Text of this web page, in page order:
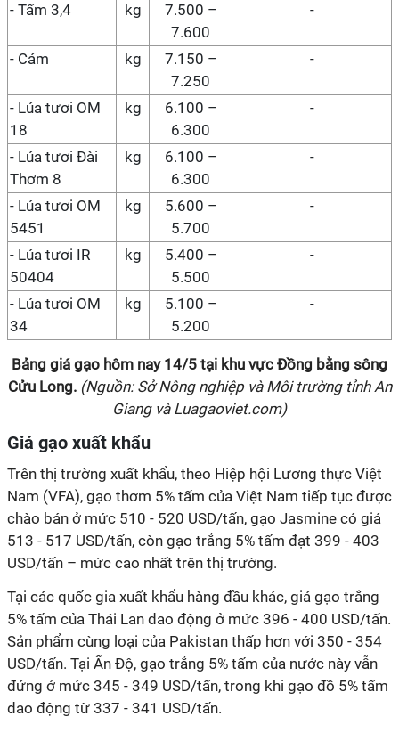
- Tấm 3,4 kg
7.500 –
7.600
-
- Cám kg
7.150 –
7.250
-
- Lúa tươi OM
18
kg
6.100 –
6.300
-
- Lúa tươi Đài
Thơm 8
kg
6.100 –
6.300
-
- Lúa tươi OM
5451
kg
5.600 –
5.700
-
- Lúa tươi IR
50404
kg
5.400 –
5.500
-
- Lúa tươi OM
34
kg
5.100 –
5.200
-
Bảng giá gạo hôm nay14/5 tại khu vực Đồng bằng sông
Cửu Long. (Nguồn: Sở Nông nghiệp và Môi trường tỉnh An
Giang và Luagaoviet.com)
Giá gạo xuất khẩu
Trên thị trường xuất khẩu, theo Hiệp hội Lương thực Việt
Nam (VFA), gạo thơm 5% tấm của Việt Nam tiếp tục được
chào bán ở mức 510 - 520 USD/tấn, gạo Jasmine có giá
513 - 517 USD/tấn, còn gạo trắng 5% tấm đạt 399 - 403
USD/tấn – mức cao nhất trên thị trường.
Tại các quốc gia xuất khẩu hàng đầu khác, giá gạo trắng
5% tấm của Thái Lan dao động ở mức 396 - 400 USD/tấn.
Sản phẩm cùng loại của Pakistan thấp hơn với 350 - 354
USD/tấn. Tại Ấn Độ, gạo trắng 5% tấm của nước này vẫn
đứng ở mức 345 - 349 USD/tấn, trong khi gạo đồ 5% tấm
dao động từ 337 - 341 USD/tấn.